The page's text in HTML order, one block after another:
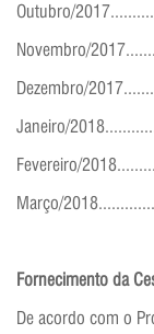
Outubro/
Novembro/
Dezembro/
Janeiro/
Fevereiro/
Março/
Fornecimento da
De acordo com o